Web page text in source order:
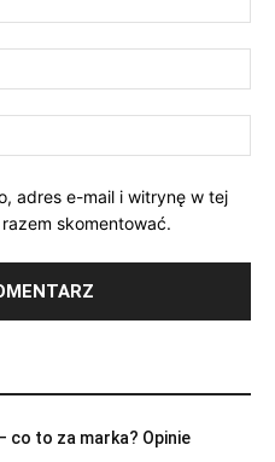
adres e-mail i witrynę w tej
skomentować.
co to za marka? Opinie